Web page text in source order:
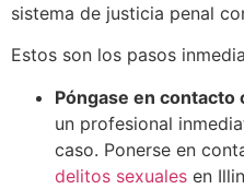
sistema de justicia penal
Estos son los pasos
Póngase en contacto
un profesional
caso. Ponerse en
delitos sexuales en